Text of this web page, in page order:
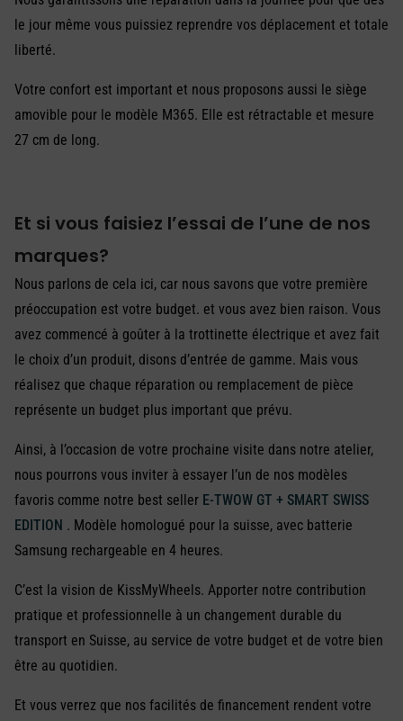
le jour même vous puissiez reprendre vos déplacement et totale
liberté.
Votre confort est important et nous proposons aussi le siège
amovible pour le modèle M365. Elle est rétractable et mesure
27 cm de long.
Et si vous faisiez l’essai de l’une de nos
marques?
Nous parlons de cela ici, car nous savons que votre première
préoccupation est votre budget. et vous avez bien raison. Vous
avez commencé à goûter à la trottinette électrique et avez fait
le choix d’un produit, disons d’entrée de gamme. Mais vous
réalisez que chaque réparation ou remplacement de pièce
représente un budget plus important que prévu.
Ainsi, à l’occasion de votre prochaine visite dans notre atelier,
nous pourrons vous inviter à essayer l’un de nos modèles
favoris comme notre best seller E-TWOW GT + SMART SWISS
EDITION . Modèle homologué pour la suisse, avec batterie
Samsung rechargeable en 4 heures.
C’est la vision de KissMyWheels. Apporter notre contribution
pratique et professionnelle à un changement durable du
transport en Suisse, au service de votre budget et de votre bien
être au quotidien.
Et vous verrez que nos facilités de financement rendent votre